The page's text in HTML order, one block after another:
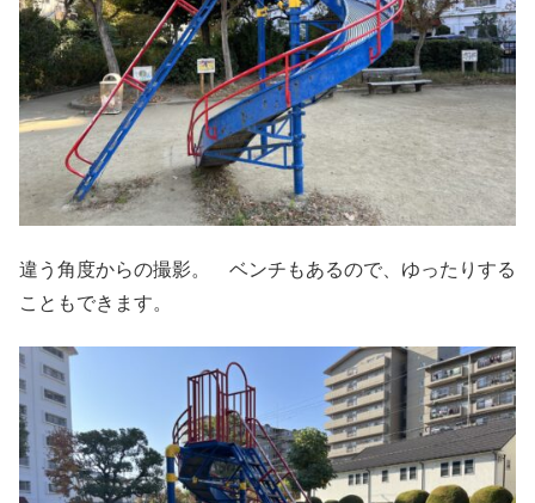
違う角度からの撮影。 ベンチもあるので、ゆったりする
こともできます。